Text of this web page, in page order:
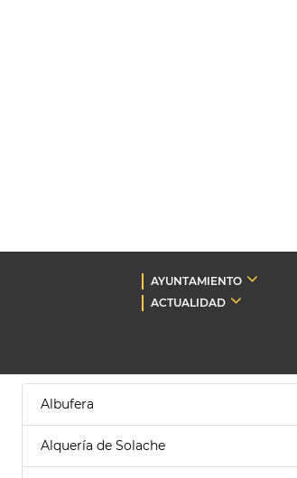
AYUNTAMIENTO
ACTUALIDAD
Albufera
Alquería de Solache